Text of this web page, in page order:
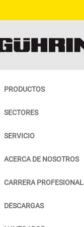
PRODUCTOS
SECTORES
SERVICIO
ACERCA DE NOSOTROS
CARRERA PROFESIONAL
DESCARGAS